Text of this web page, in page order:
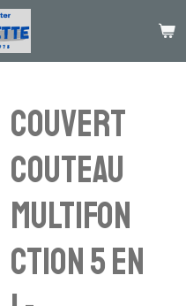
Couvert
Couteau
Multifon
ction 5 EN